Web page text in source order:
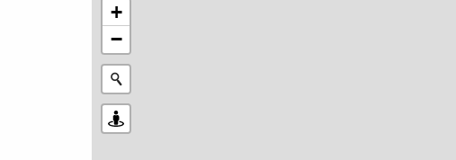
+
−